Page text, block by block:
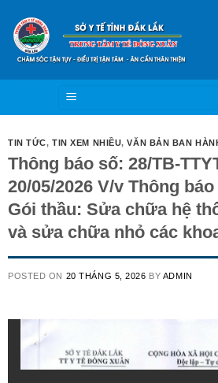
content
TIN TỨC,TIN XEM NHIỀU,VĂN BẢN BAN
Thông báo số: 28/TB-
20/05/2026 V/v Thông
Gói thầu: Sửa chữa hệ
và sửa chữa nhỏ các
POSTED ON 20 THÁNG 5, 2026 BY ADMIN